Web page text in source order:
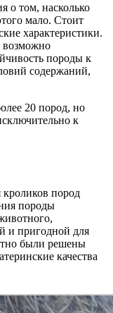
о том, насколько
мало. Стоит
характеристики.
возможно
породы к
содержаний,
20 пород, но
к
пород
породы
и пригодной для
были решены
качества